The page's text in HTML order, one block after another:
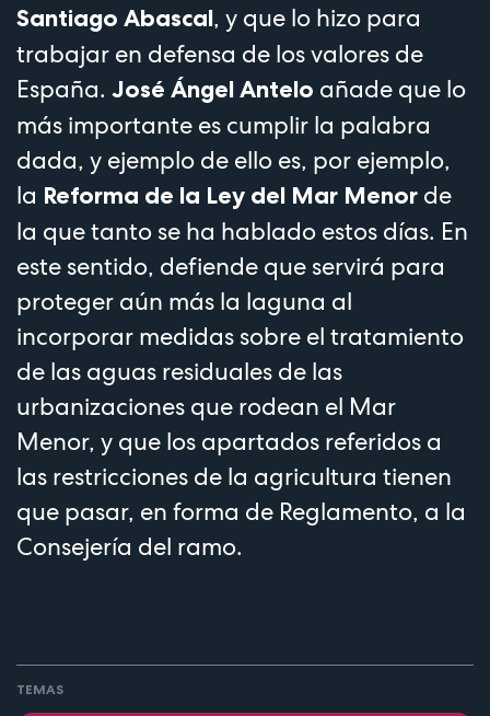
Santiago Abascal, y que lo hizo para
trabajar en defensa de los valores de
España. José Ángel Antelo añade que lo
más importante es cumplir la palabra
dada, y ejemplo de ello es, por ejemplo,
la Reforma de la Ley del Mar Menor de
la que tanto se ha hablado estos días. En
este sentido, defiende que servirá para
proteger aún más la laguna al
incorporar medidas sobre el tratamiento
de las aguas residuales de las
urbanizaciones que rodean el Mar
Menor, y que los apartados referidos a
las restricciones de la agricultura tienen
que pasar, en forma de Reglamento, a la
Consejería del ramo.
TEMAS